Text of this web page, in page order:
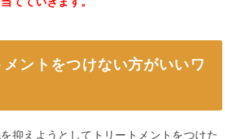
ントをつけない方がいいワ
抑えようとしてトリートメントをつけた